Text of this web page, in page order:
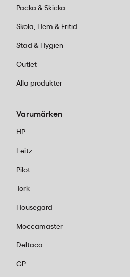
Packa & Skicka
Skola, Hem & Fritid
Städ & Hygien
Outlet
Alla produkter
Varumärken
HP
Leitz
Pilot
Tork
Housegard
Moccamaster
Deltaco
GP